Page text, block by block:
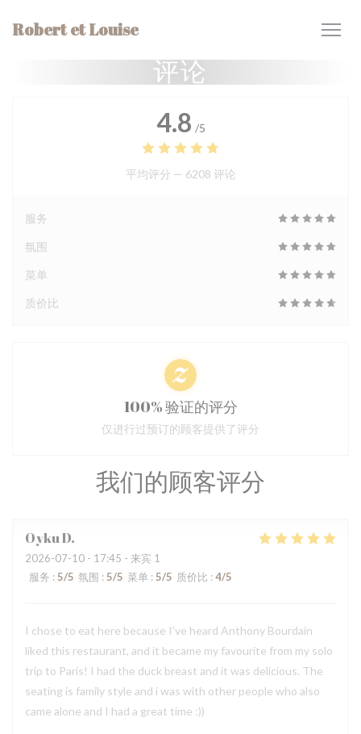
Robert et Louise
评论
我们的顾客评分
OykuD
2026-07-10 - 17:45 - 来宾 1
服务 : 5/5 氛围 : 5/5 菜单 : 5/5 质价比 : 4/5
I chose to eat here because I’ve heard Anthony Bourdain
liked this restaurant, and it became my favourite from my solo
trip to Paris! I had the duck breast and it was delicious. The
seating is family style and i was with other people who also
came alone and I had a great time :))
4.8 /5
平均评分 — 6208 评论
服务
氛围
菜单
质价比
100% 验证的评分
仅进行过预订的顾客提供了评分